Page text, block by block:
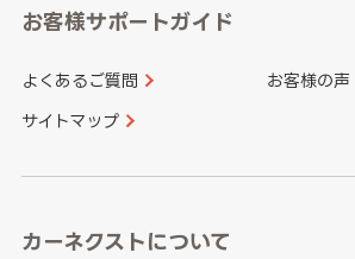
愛知県
和歌山県
山口県
香川県 愛媛県
長崎県
大分県 宮崎県
お客様サポートガイド
よくあるご質問 お客様の声
サイトマップ
カーネクストについて